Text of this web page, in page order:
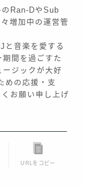
Ran-DやSub
増加中の運営管
と音楽を愛する
間を過ごすた
ジックが大好
めの応援・支
お願い申し上げ
URLをコピー